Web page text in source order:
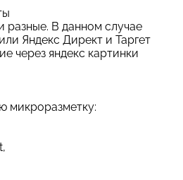
В данном случае
Яндекс Директ и Таргет
через яндекс картинки
микроразметку: